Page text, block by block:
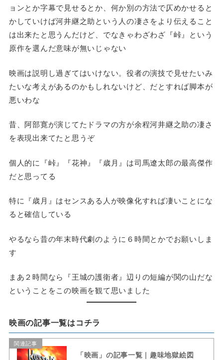
ョンとか字幕で見せるとか、何か別の方法で仄めかせると
かしていけば河井継之助という人の凄さをより伝えること
は出来たと思うんだけど、でなきゃわざわざ『峠』という
原作を選んだ意味が無いじゃない
映画は説明し過ぎてはいけない。役者の演技で見せたいみ
たいな考えがあるのかもしれないけど、だとすれば脚本が
悪いわな
昔、阿部寛が演じてたドラマの方が余程河井継之助の凄さ
を表現出来てたと思うぞ
個人的に『峠』『花神』『歳月』は司馬遼太郎の最高傑作
だと思ってる
特に『歳月』はセンスある人が映像化すれば凄いことにな
ると確信している
やるなら昔の年末時代劇のように６時間とかでお願いしま
す
まあ２時間なら『王城の護衛者』辺りの短編が関の山だな
ということをこの映画を観て思いました
映画の記事一覧はコチラ
関連記事
「映画」の記事一覧 | 趣味地獄絵図